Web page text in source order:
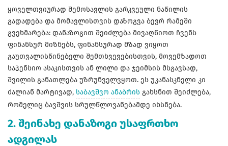
ყოველთვიურად შემოსავლის გარკვეული ნაწილის
გადადება და მომავლისთვის დაზოგვა ბევრ რამეში
გვეხმარება: დანაზოგით შეიძლება მივაღწიოთ ჩვენს
ფინანსურ მიზნებს, ფინანსურად მზად ვიყოთ
გაუთვალისწინებელი შემთხვევებისთვის, მოვემზადოთ
საპენსიო ასაკისთვის ან ლილი და ჯეიმსის მსგავსად,
შვილის განათლება უზრუნველვყოთ. ეს უკანასკნელი კი
ძალიან მარტივად, საბავშვო ანაბრის გახსნით შეიძლება,
რომელიც ბავშვის სრულწლოვანებამდე იხსნება.
2. შეინახე დანაზოგი უსაფრთხო
ადგილას